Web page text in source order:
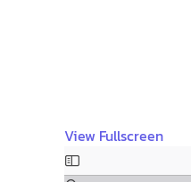
View Fullscreen